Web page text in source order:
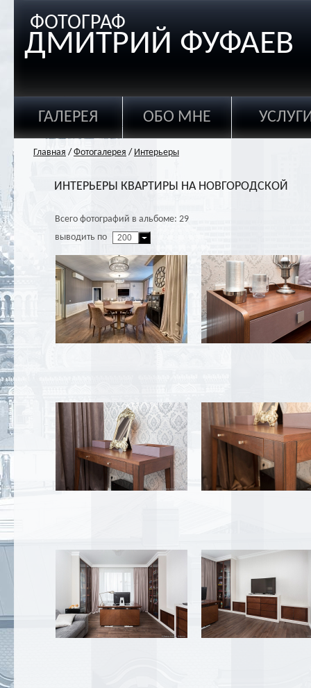
ФОТОГРАФ
ДМИТРИЙ ФУФАЕВ
ГАЛЕРЕЯ ОБО МНЕ
Главная / Фотогалерея / Интерьеры
ИНТЕРЬЕРЫ КВАРТИРЫ НА НОВГОРОДСКОЙ
Всего фотографий в альбоме: 29
выводить по
200